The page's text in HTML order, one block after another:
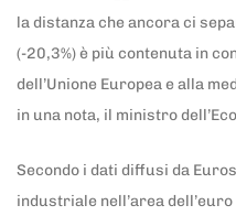
la distanza che ancora ci
(-20,3%) è più contenuta in
dell’Unione Europea e alla
in una nota, il ministro
Secondo i dati diffusi da
industriale nell’area